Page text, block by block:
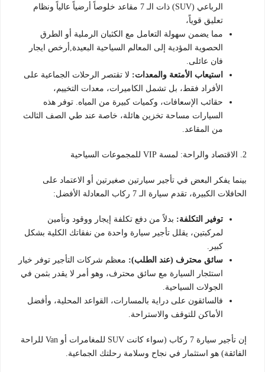
الرباعي (SUV) ذات الـ 7 مقاعد خلوصاً أرضياً عالياً ونظام
تعليق قوياً،
مما يضمن سهولة التعامل مع الكثبان الرملية أو الطرق
الحصوية المؤدية إلى المعالم السياحية البعيدة,أرخص ايجار
فان عائلى.
استيعاب الأمتعة والمعدات: لا تقتصر الرحلات الجماعية على
الأفراد فقط، بل تشمل الكاميرات، معدات التخييم،
حقائب الإسعافات، وكميات كبيرة من المياه. توفر هذه
السيارات مساحة تخزين هائلة، خاصة عند طي الصف الثالث
من المقاعد.
2. الاقتصاد والراحة: لمسة VIP للمجموعات السياحية
بينما يفكر البعض في تأجير سيارتين صغيرتين أو الاعتماد على
الحافلات الكبيرة، تقدم سيارة الـ 7 ركاب المعادلة الأفضل:
توفير التكلفة: بدلاً من دفع تكلفة إيجار ووقود وتأمين
لمركبتين، يقلل تأجير سيارة واحدة من نفقاتك الكلية بشكل
كبير.
سائق محترف (عند الطلب): معظم شركات التأجير توفر خيار
استئجار السيارة مع سائق محترف، وهو أمر لا يقدر بثمن في
الجولات السياحية.
فالسائقون على دراية بالمسارات، القواعد المحلية، وأفضل
الأماكن للتوقف والاستراحة.
إن تأجير سيارة 7 ركاب (سواء كانت SUV للمغامرات أو Van للراحة
الفائقة) هو استثمار في نجاح وسلامة رحلتك الجماعية.